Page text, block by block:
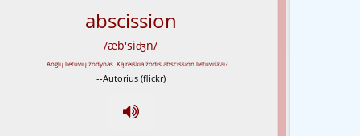
abscission
/æb'siʤn/
--Autorius (flickr)